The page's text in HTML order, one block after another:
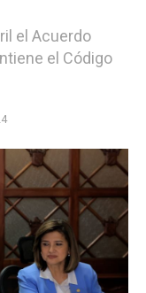
el Acuerdo
el Código